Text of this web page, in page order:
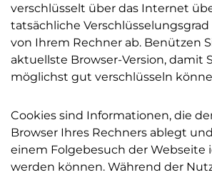
verschlüsselt über das Internet
tatsächliche
von Ihrem Rechner ab. Benützen
aktuellste Browser-Version, damit
möglichst gut verschlüsseln
Cookies sind Informationen, die
Browser Ihres Rechners ablegt
einem Folgebesuch der Webseite
werden können. Während der